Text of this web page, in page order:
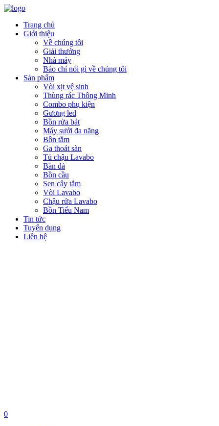
Trang chủ
Giới thiệu
Về chúng tôi
Giải thưởng
Nhà máy
Báo chí nói gì về chúng tôi
Sản phẩm
Vòi xịt vệ sinh
Thùng rác Thông Minh
Combo phụ kiện
Gương led
Bồn rửa bát
Máy sưởi đa năng
Bồn tắm
Ga thoát sàn
Tủ chậu Lavabo
Bàn đá
Bồn cầu
Sen cây tắm
Vòi Lavabo
Chậu rửa Lavabo
Bồn Tiểu Nam
Tin tức
Tuyển dụng
Liên hệ
0